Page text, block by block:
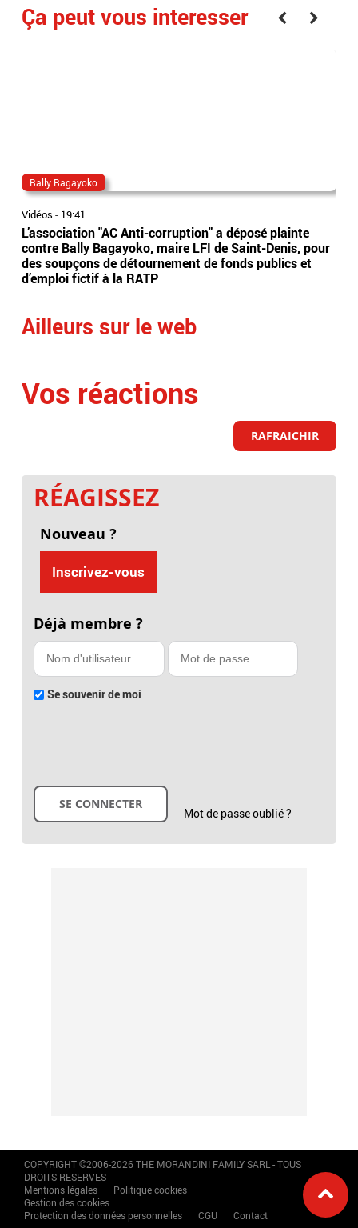
Ça peut vous interesser
Bally Bagayoko
Vidéos - 19:41
L’association "AC Anti-corruption" a déposé plainte
contre Bally Bagayoko, maire LFI de Saint-Denis, pour
des soupçons de détournement de fonds publics et
d’emploi fictif à la RATP
Ailleurs sur le web
Vos réactions
RAFRAICHIR
RÉAGISSEZ
Nouveau ?
Inscrivez-vous
Déjà membre ?
Se souvenir de moi
Mot de passe oublié ?
COPYRIGHT ©2006-2026 THE MORANDINI FAMILY SARL - TOUS
DROITS RESERVES
Mentions légales
Politique cookies
Gestion des cookies
Protection des données personnelles
CGU Contact